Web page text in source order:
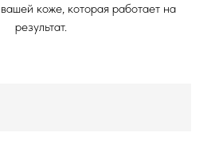
коже, которая работает на
результат.